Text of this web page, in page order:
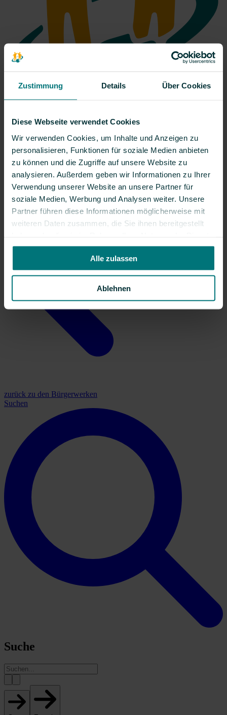
Zustimmung Details Über Cookies
Diese Webseite verwendet Cookies
Wir verwenden Cookies, um Inhalte und Anzeigen zu
personalisieren, Funktionen für soziale Medien anbieten
zu können und die Zugriffe auf unsere Website zu
analysieren. Außerdem geben wir Informationen zu Ihrer
Verwendung unserer Website an unsere Partner für
soziale Medien, Werbung und Analysen weiter. Unsere
Partner führen diese Informationen möglicherweise mit
weiteren Daten zusammen, die Sie ihnen bereitgestellt
gesammelt haben.
Alle zulassen
Ablehnen
ErlebenVerstehenEintauchen
zurück zu den Bürgerwerken
Suchen
Suche